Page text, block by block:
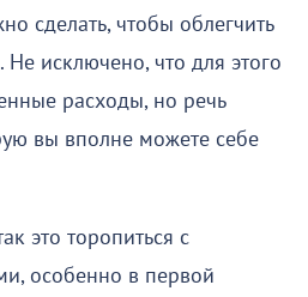
сделать, чтобы облегчить
исключено, что для этого
расходы, но речь
вы вполне можете себе
это торопиться с
особенно в первой